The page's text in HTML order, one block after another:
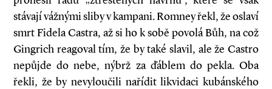
stávají vážnými sliby v kampani. Romney řekl, že oslaví
smrt Fidela Castra, až si ho k sobě povolá Bůh, na což
Gingrich reagoval tím, že by také slavil, ale že Castro
nepůjde do nebe, nýbrž za ďáblem do pekla. Oba
řekli, že by nevyloučili nařídit likvidaci kubánského